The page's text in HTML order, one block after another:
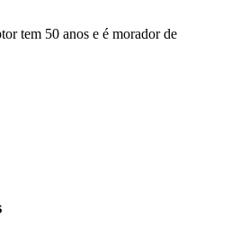
tem 50 anos e é morador de